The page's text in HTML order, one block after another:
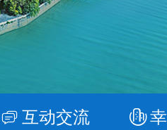
互动交流